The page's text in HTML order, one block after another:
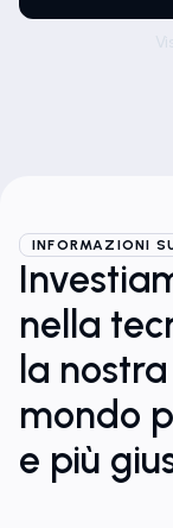
INFORMAZIONI
nella
la
mondo
e più